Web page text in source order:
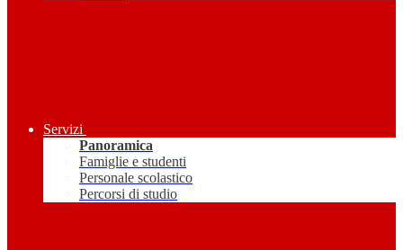
Servizi
Panoramica
Famiglie e studenti
Personale scolastico
Percorsi di studio